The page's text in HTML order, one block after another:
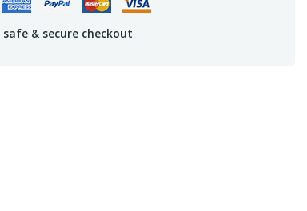
& secure checkout